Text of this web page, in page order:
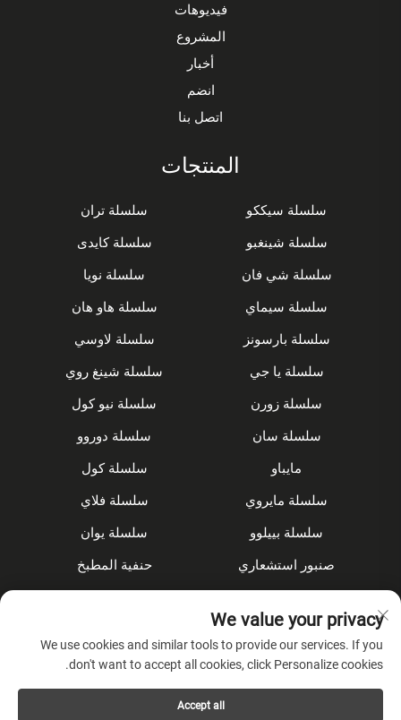
فيديوهات
المشروع
أخبار
انضم
اتصل بنا
المنتجات
سلسلة سيككو
سلسلة تران
سلسلة شينغبو
سلسلة كايدى
سلسلة شي فان
سلسلة نويا
سلسلة سيماي
سلسلة هاو هان
سلسلة بارسونز
سلسلة لاوسي
سلسلة يا جي
سلسلة شينغ روي
سلسلة زورن
سلسلة نيو كول
سلسلة سان
سلسلة دوروو
مايباو
سلسلة كول
سلسلة مايروي
سلسلة فلاي
سلسلة بييلوو
سلسلة يوان
صنبور استشعاري
حنفية المطبخ
الملحقات
عن الشركة
We value your privacy
We use cookies and similar tools to provide our services. If you
don't want to accept all cookies, click Personalize cookies.
Accept all